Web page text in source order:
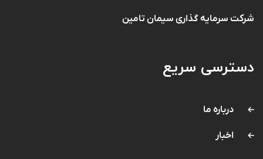
شرکت سرمایه گذاری سیمان تامین
دسترسی سریع
درباره ما
اخبار